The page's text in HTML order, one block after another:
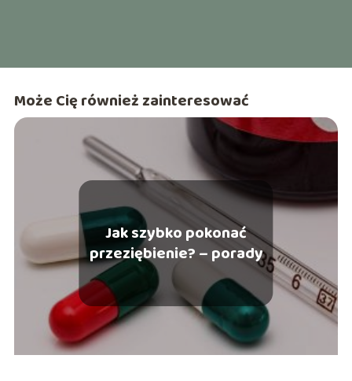
Może Cię również zainteresować
Jak szybko pokonać
przeziębienie? – porady